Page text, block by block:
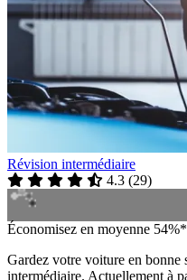
Révision intermédiaire
4.3 (29)
Économisez en moyenne 54%*
Gardez votre voiture en bonne
intermédiaire. Actuellement à